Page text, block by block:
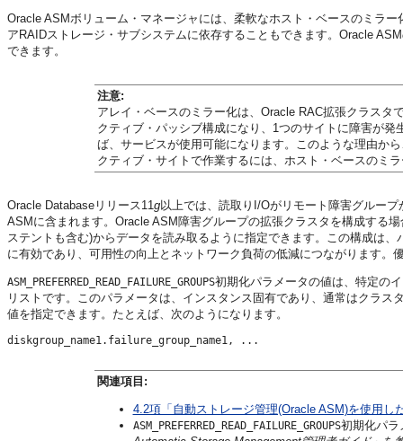
Oracle ASMボリューム・マネージャには、柔軟なホスト・ベースのミラ
アRAIDストレージ・サブシステムに依存することもできます。Oracle
できます。
注意:
アレイ・ベースのミラー化は、Oracle RAC拡張クラスタ
クティブ・パッシブ構成になり、1つのサイトに障害が
ば、サービスが使用可能になります。このような理由か
クティブ・サイトで作業するには、ホスト・ベースのミ
Oracle Databaseリリース11g以上では、読取りI/Oがリモート障害グルー
ASMに含まれます。Oracle ASM障害グループの拡張クラスタを構成する
ステントも含む)からデータを読み取るように指定できます。この構成は
に有効であり、可用性の向上とネットワーク負荷の低減につながります
ASM_PREFERRED_READ_FAILURE_GROUPS初期化パラメータの値は、特定の
リストです。このパラメータは、インスタンス固有であり、通常はクラ
値を指定できます。たとえば、次のようになります。
関連項目:
4.2項「自動ストレージ管理(Oracle ASM)を使用し
ASM_PREFERRED_READ_FAILURE_GROUPS初期化パラ